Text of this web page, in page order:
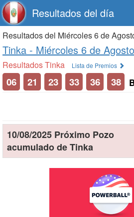
Resultados del día
Resultados del Miércoles 6 de
Tinka - Miércoles 6 de
Resultados Tinka Lista de Premios
06 21 23 33 36 38
10/08/2025 Próximo Pozo
acumulado de Tinka